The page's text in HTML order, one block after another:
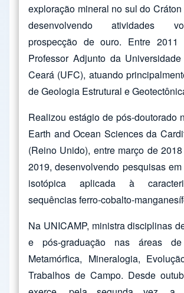
exploração mineral no sul do
desenvolvendo atividades
prospecção de ouro. Entre
Professor Adjunto da
Ceará (UFC), atuando
de Geologia Estrutural e
Realizou estágio de pós-doutorado
Earth and Ocean Sciences da
(Reino Unido), entre março de
2019, desenvolvendo pesquisas
isotópica aplicada à
sequências ferro-cobalto-
Na UNICAMP, ministra disciplinas
e pós-graduação nas áreas de
Metamórfica, Mineralogia,
Trabalhos de Campo. Desde